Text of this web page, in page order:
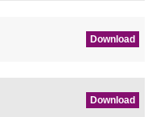
Download
Download